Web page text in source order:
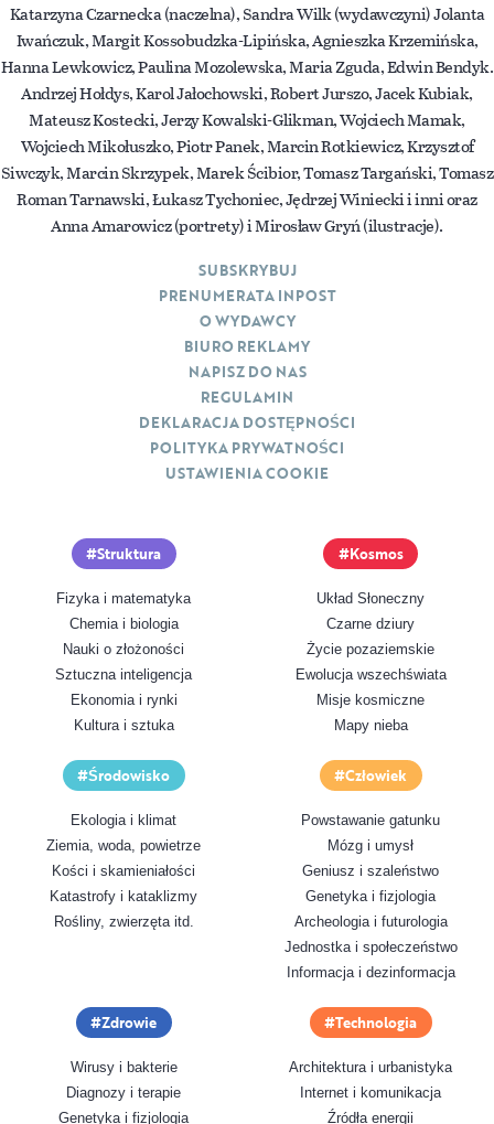
Katarzyna Czarnecka (naczelna), Sandra Wilk (wydawczyni) Jolanta
Iwańczuk, Margit Kossobudzka-Lipińska, Agnieszka Krzemińska,
Hanna Lewkowicz, Paulina Mozolewska, Maria Zguda, Edwin Bendyk.
Andrzej Hołdys, Karol Jałochowski, Robert Jurszo, Jacek Kubiak,
Mateusz Kostecki, Jerzy Kowalski-Glikman, Wojciech Mamak,
Wojciech Mikołuszko, Piotr Panek, Marcin Rotkiewicz, Krzysztof
Siwczyk, Marcin Skrzypek, Marek Ścibior, Tomasz Targański, Tomasz
Roman Tarnawski, Łukasz Tychoniec, Jędrzej Winiecki i inni oraz
Anna Amarowicz (portrety) i Mirosław Gryń (ilustracje).
Struktura
Fizyka i matematyka
Chemia i biologia
Nauki o złożoności
Sztuczna inteligencja
Ekonomia i rynki
Kultura i sztuka
Kosmos
Układ Słoneczny
Czarne dziury
Życie pozaziemskie
Ewolucja wszechświata
Misje kosmiczne
Mapy nieba
Środowisko
Ekologia i klimat
Ziemia, woda, powietrze
Kości i skamieniałości
Katastrofy i kataklizmy
Rośliny, zwierzęta itd.
Człowiek
Powstawanie gatunku
Mózg i umysł
Geniusz i szaleństwo
Genetyka i fizjologia
Archeologia i futurologia
Jednostka i społeczeństwo
Informacja i dezinformacja
Zdrowie
Wirusy i bakterie
Diagnozy i terapie
Genetyka i fizjologia
Technologia
Architektura i urbanistyka
Internet i komunikacja
Źródła energii
SUBSKRYBUJ
PRENUMERATA INPOST
O WYDAWCY
BIURO REKLAMY
NAPISZ DO NAS
REGULAMIN
DEKLARACJA DOSTĘPNOŚCI
POLITYKA PRYWATNOŚCI
USTAWIENIA COOKIE